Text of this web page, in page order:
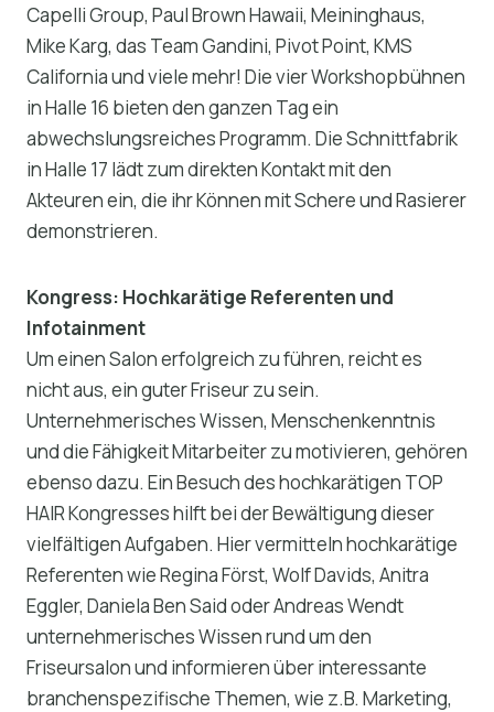
Capelli Group, Paul Brown Hawaii, Meininghaus,
Mike Karg, das Team Gandini, Pivot Point, KMS
California und viele mehr! Die vier Workshopbühnen
in Halle 16 bieten den ganzen Tag ein
abwechslungsreiches Programm. Die Schnittfabrik
in Halle 17 lädt zum direkten Kontakt mit den
Akteuren ein, die ihr Können mit Schere und Rasierer
demonstrieren.
Kongress: Hochkarätige Referenten und
Infotainment
Um einen Salon erfolgreich zu führen, reicht es
nicht aus, ein guter Friseur zu sein.
Unternehmerisches Wissen, Menschenkenntnis
und die Fähigkeit Mitarbeiter zu motivieren, gehören
ebenso dazu. Ein Besuch des hochkarätigen TOP
HAIR Kongresses hilft bei der Bewältigung dieser
vielfältigen Aufgaben. Hier vermitteln hochkarätige
Referenten wie Regina Först, Wolf Davids, Anitra
Eggler, Daniela Ben Said oder Andreas Wendt
unternehmerisches Wissen rund um den
Friseursalon und informieren über interessante
branchenspezifische Themen, wie z.B. Marketing,